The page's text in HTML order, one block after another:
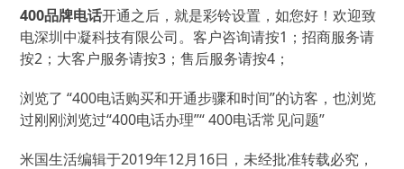
400品牌电话开通之后，就是彩铃设置，如您好！欢迎致
电深圳中凝科技有限公司。客户咨询请按1；招商服务请
按2；大客户服务请按3；售后服务请按4；
浏览了 “400电话购买和开通步骤和时间”的访客，也浏览
过刚刚浏览过“400电话办理”“ 400电话常见问题”
米国生活编辑于2019年12月16日，未经批准转载必究，